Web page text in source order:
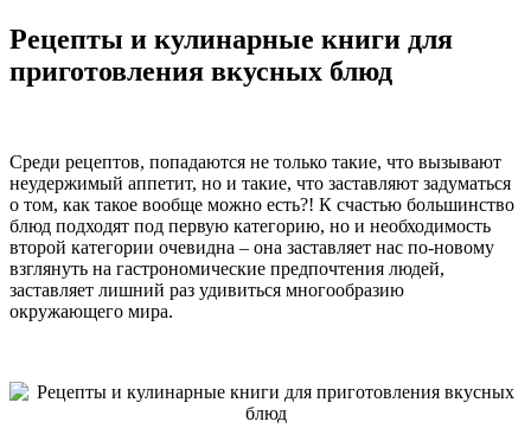
Рецепты и кулинарные книги для
приготовления вкусных блюд
Среди рецептов, попадаются не только такие, что вызывают
неудержимый аппетит, но и такие, что заставляют задуматься
о том, как такое вообще можно есть?! К счастью большинство
блюд подходят под первую категорию, но и необходимость
второй категории очевидна – она заставляет нас по-новому
взглянуть на гастрономические предпочтения людей,
заставляет лишний раз удивиться многообразию
окружающего мира.